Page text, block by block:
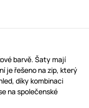
barvě. Šaty mají
je řešeno na zip, který
díky kombinaci
na společenské